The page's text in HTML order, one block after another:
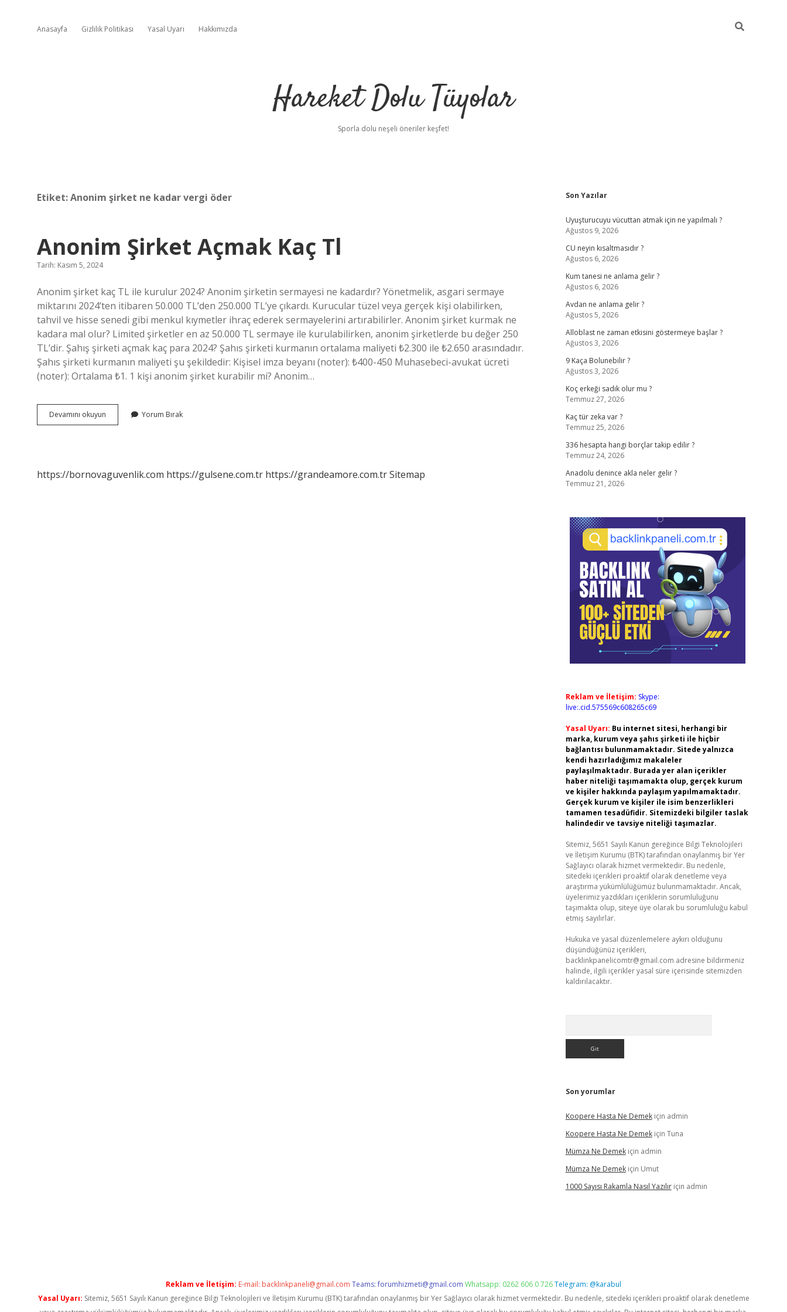
Anasayfa Gizlilik Politikası Yasal Uyarı Hakkımızda
Hareket Dolu Tüyolar
Sporla dolu neşeli öneriler keşfet!
Etiket:Anonim şirket ne kadar vergi öder
Anonim Şirket Açmak Kaç Tl
Tarih: Kasım 5, 2024
Anonim şirket kaç TL ile kurulur 2024? Anonim şirketin sermayesi ne kadardır? Yönetmelik, asgari sermaye
miktarını 2024’ten itibaren 50.000 TL’den 250.000 TL’ye çıkardı. Kurucular tüzel veya gerçek kişi olabilirken,
tahvil ve hisse senedi gibi menkul kıymetler ihraç ederek sermayelerini artırabilirler. Anonim şirket kurmak ne
kadara mal olur? Limited şirketler en az 50.000 TL sermaye ile kurulabilirken, anonim şirketlerde bu değer 250
TL’dir. Şahış şirketi açmak kaç para 2024? Şahıs şirketi kurmanın ortalama maliyeti ₺2.300 ile ₺2.650 arasındadır.
Şahıs şirketi kurmanın maliyeti şu şekildedir: Kişisel imza beyanı (noter): ₺400-450 Muhasebeci-avukat ücreti
(noter): Ortalama ₺1. 1 kişi anonim şirket kurabilir mi? Anonim…
Devamını okuyun
Şirket
Yorum Bırak
https://bornovaguvenlik.com https://gulsene.com.tr https://grandeamore.com.trSitemap
Sidebar
Son Yazılar
Uyuşturucuyu vücuttan atmak için ne yapılmalı ?
Ağustos 9, 2026
CU neyin kısaltmasıdır ?
Ağustos 6, 2026
Kum tanesi ne anlama gelir ?
Ağustos 6, 2026
Avdan ne anlama gelir ?
Ağustos 5, 2026
Alloblast ne zaman etkisini göstermeye başlar ?
Ağustos 3, 2026
9 Kaça Bolunebilir ?
Ağustos 3, 2026
Koç erkeği sadık olur mu ?
Temmuz 27, 2026
Kaç tür zeka var ?
Temmuz 25, 2026
336 hesapta hangi borçlar takip edilir ?
Temmuz 24, 2026
Anadolu denince akla neler gelir ?
Temmuz 21, 2026
Reklam ve İletişim: Skype:
live:.cid.575569c608265c69
Yasal Uyarı: Bu internet sitesi, herhangi bir
marka, kurum veya şahıs şirketi ile hiçbir
bağlantısı bulunmamaktadır. Sitede yalnızca
kendi hazırladığımız makaleler
paylaşılmaktadır. Burada yer alan içerikler
haber niteliği taşımamakta olup, gerçek kurum
ve kişiler hakkında paylaşım yapılmamaktadır.
Gerçek kurum ve kişiler ile isim benzerlikleri
tamamen tesadüfidir. Sitemizdeki bilgiler taslak
halindedir ve tavsiye niteliği taşımazlar.
Sitemiz, 5651 Sayılı Kanun gereğince Bilgi Teknolojileri
ve İletişim Kurumu (BTK) tarafından onaylanmış bir Yer
Sağlayıcı olarak hizmet vermektedir. Bu nedenle,
sitedeki içerikleri proaktif olarak denetleme veya
araştırma yükümlülüğümüz bulunmamaktadır. Ancak,
üyelerimiz yazdıkları içeriklerin sorumluluğunu
taşımakta olup, siteye üye olarak bu sorumluluğu kabul
etmiş sayılırlar.
Hukuka ve yasal düzenlemelere aykırı olduğunu
düşündüğünüz içerikleri,
backlinkpanelicomtr@gmail.com adresine bildirmeniz
halinde, ilgili içerikler yasal süre içerisinde sitemizden
kaldırılacaktır.
Son yorumlar
Koopere Hasta Ne Demekiçin admin
Koopere Hasta Ne Demekiçin Tuna
Mümza Ne Demekiçin admin
Mümza Ne Demekiçin Umut
1000 Sayısı Rakamla Nasıl Yazılıriçin admin
Reklam ve İletişim: E-mail: backlinkpaneli@gmail.com Teams:forumhizmeti@gmail.com Whatsapp: 0262 606 0 726Telegram: @karabul
Yasal Uyarı: Sitemiz, 5651 Sayılı Kanun gereğince Bilgi Teknolojileri ve İletişim Kurumu (BTK) tarafından onaylanmış bir Yer Sağlayıcı olarak hizmet vermektedir. Bu nedenle, sitedeki içerikleri proaktif olarak denetleme